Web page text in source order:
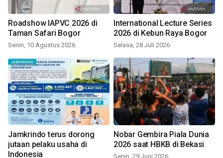
Roadshow IAPVC 2026 di
Taman Safari Bogor
Senin, 10 Agustus 2026
International Lecture Series
2026 di Kebun Raya Bogor
Selasa, 28 Juli 2026
Jamkrindo terus dorong
jutaan pelaku usaha di
Indonesia
Nobar Gembira Piala Dunia
2026 saat HBKB di Bekasi
Senin, 29 Juni 2026